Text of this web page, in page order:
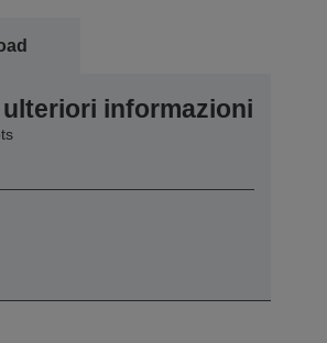
informazioni